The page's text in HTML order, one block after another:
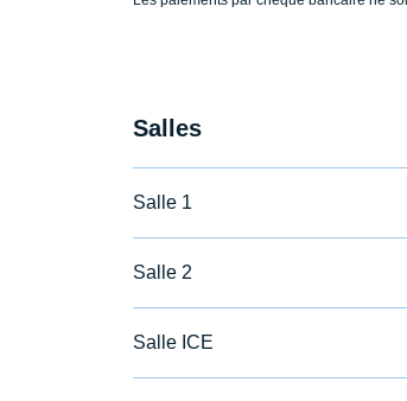
Salles
Salle 1
Salle 2
Salle ICE